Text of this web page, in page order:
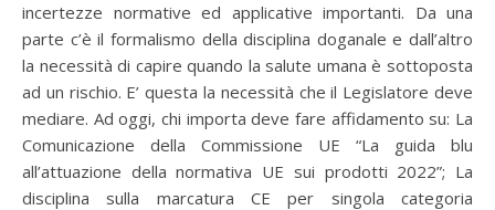
incertezze normative ed applicative importanti. Da una
parte c’è il formalismo della disciplina doganale e dall’altro
la necessità di capire quando la salute umana è sottoposta
ad un rischio. E’ questa la necessità che il Legislatore deve
mediare. Ad oggi, chi importa deve fare affidamento su: La
Comunicazione della Commissione UE “La guida blu
all’attuazione della normativa UE sui prodotti 2022”; La
disciplina sulla marcatura CE per singola categoria